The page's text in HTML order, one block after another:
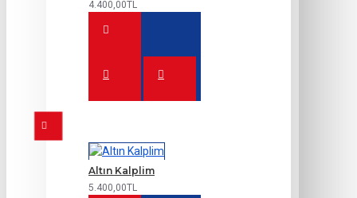
4.400,00TL
Altın Kalplim
5.400,00TL